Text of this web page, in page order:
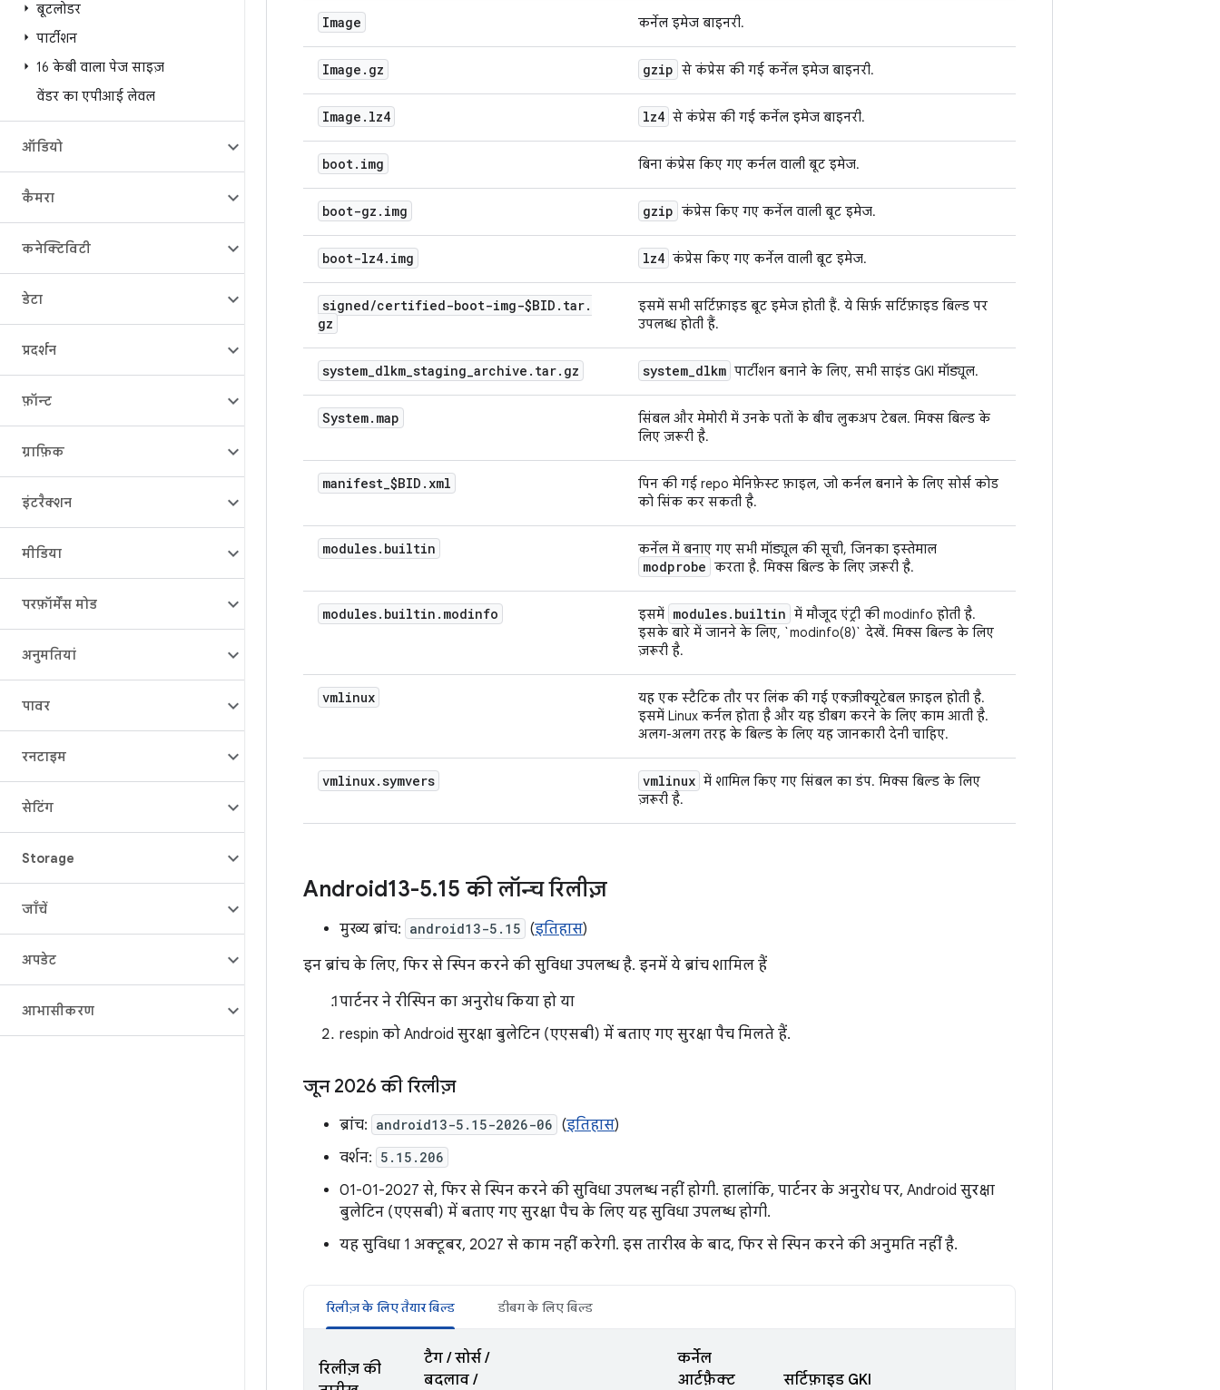
बूटलोडर
पार्टीशन
16 केबी वाला पेज साइज़
वेंडर का एपीआई लेवल
ऑडियो
कैमरा
कनेक्टिविटी
डेटा
प्रदर्शन
फ़ॉन्ट
ग्राफ़िक
इंटरैक्शन
मीडिया
परफ़ॉर्मेंस मोड
अनुमतियां
पावर
रनटाइम
सेटिंग
Storage
जाँचें
अपडेट
आभासीकरण
Image कर्नेल इमेज बाइनरी.
Image . gz gzip से कंप्रेस की गई कर्नेल इमेज बाइनरी.
Image . lz4 lz4 से कंप्रेस की गई कर्नेल इमेज बाइनरी.
boot. img बिना कंप्रेस किए गए कर्नल वाली बूट इमेज.
boot-gz . img gzip कंप्रेस किए गए कर्नेल वाली बूट इमेज.
boot-lz4. img lz4 कंप्रेस किए गए कर्नेल वाली बूट इमेज.
signed/certified-boot-img-$BID . tar.
gz
इसमें सभी सर्टिफ़ाइड बूट इमेज होती हैं. ये सिर्फ़ सर्टिफ़ाइड बिल्ड पर
उपलब्ध होती हैं.
system_dlkm_staging_archive . tar. gz system_dlkm पार्टीशन बनाने के लिए, सभी साइंड GKI मॉड्यूल.
System. map
सिंबल और मेमोरी में उनके पतों के बीच लुकअप टेबल. मिक्स बिल्ड के
लिए ज़रूरी है.
manifest_$BID . xml
पिन की गई repo मेनिफ़ेस्ट फ़ाइल, जो कर्नल बनाने के लिए सोर्स कोड
को सिंक कर सकती है.
modules. builtin कर्नेल में बनाए गए सभी मॉड्यूल की सूची, जिनका इस्तेमाल
modprobe करता है. मिक्स बिल्ड के लिए ज़रूरी है.
modules. builtin . modinfo इसमें modules. builtin में मौजूद एंट्री की modinfo होती है.
इसके बारे में जानने के लिए, `modinfo(8)` देखें. मिक्स बिल्ड के लिए
ज़रूरी है.
vmlinux
यह एक स्टैटिक तौर पर लिंक की गई एक्ज़ीक्यूटेबल फ़ाइल होती है.
इसमें Linux कर्नल होता है और यह डीबग करने के लिए काम आती है.
अलग-अलग तरह के बिल्ड के लिए यह जानकारी देनी चाहिए.
vmlinux.symvers vmlinux में शामिल किए गए सिंबल का डंप. मिक्स बिल्ड के लिए
ज़रूरी है.
Android13-5.15 की लॉन्च रिलीज़
मुख्य ब्रांच: android13-5.15 (इतिहास)
इन ब्रांच के लिए, फिर से स्पिन करने की सुविधा उपलब्ध है. इनमें ये ब्रांच शामिल हैं
पार्टनर ने रीस्पिन का अनुरोध किया हो या
respin को Android सुरक्षा बुलेटिन (एएसबी) में बताए गए सुरक्षा पैच मिलते हैं.
जून 2026 की रिलीज़
ब्रांच: android13-5.15-2026-06 (इतिहास)
वर्शन: 5.15.206
01-01-2027 से, फिर से स्पिन करने की सुविधा उपलब्ध नहीं होगी. हालांकि, पार्टनर के अनुरोध पर, Android सुरक्षा
बुलेटिन (एएसबी) में बताए गए सुरक्षा पैच के लिए यह सुविधा उपलब्ध होगी.
यह सुविधा 1 अक्टूबर, 2027 से काम नहीं करेगी. इस तारीख के बाद, फिर से स्पिन करने की अनुमति नहीं है.
रिलीज़ के लिए तैयार बिल्ड डीबग के लिए बिल्ड
रिलीज़ की
टैग / सोर्स /
बदलाव /
कर्नेल
आर्टफ़ैक्ट
सर्टिफ़ाइड GKI